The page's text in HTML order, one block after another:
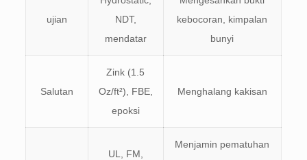
ujian
NDT,
mendatar
kebocoran, kimpalan
bunyi
Salutan
Zink (1.5
Oz/ft²), FBE,
epoksi
Menghalang kakisan
UL, FM,
Menjamin pematuhan